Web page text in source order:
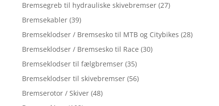
Bremsegreb til hydrauliske skivebremser (27)
Bremsekabler (39)
Bremseklodser / Bremsesko til MTB og Citybikes (28)
Bremseklodser / Bremsesko til Race (30)
Bremseklodser til fælgbremser (35)
Bremseklodser til skivebremser (56)
Bremserotor / Skiver (48)